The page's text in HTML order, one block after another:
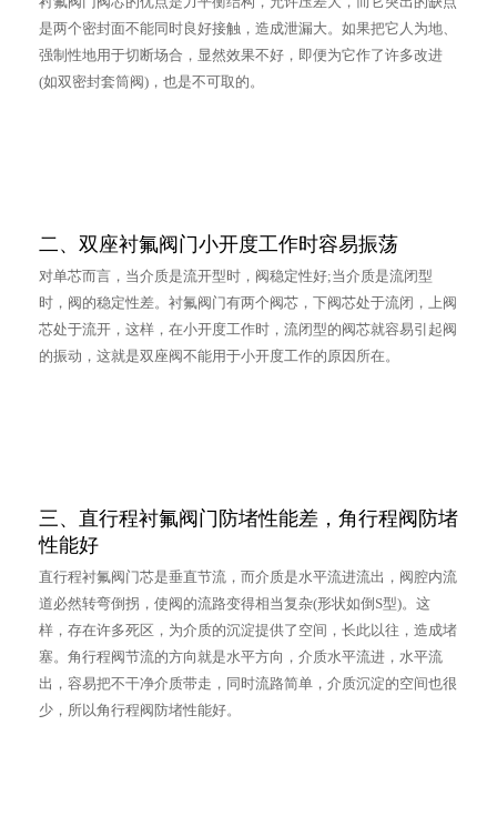
是两个密封面不能同时良好接触，造成泄漏大。如果把它人为地、
强制性地用于切断场合，显然效果不好，即便为它作了许多改进
(如双密封套筒阀)，也是不可取的。
二、双座衬氟阀门小开度工作时容易振荡
对单芯而言，当介质是流开型时，阀稳定性好;当介质是流闭型
时，阀的稳定性差。衬氟阀门有两个阀芯，下阀芯处于流闭，上阀
芯处于流开，这样，在小开度工作时，流闭型的阀芯就容易引起阀
的振动，这就是双座阀不能用于小开度工作的原因所在。
三、直行程衬氟阀门防堵性能差，角行程阀防堵
性能好
直行程衬氟阀门芯是垂直节流，而介质是水平流进流出，阀腔内流
道必然转弯倒拐，使阀的流路变得相当复杂(形状如倒S型)。这
样，存在许多死区，为介质的沉淀提供了空间，长此以往，造成堵
塞。角行程阀节流的方向就是水平方向，介质水平流进，水平流
出，容易把不干净介质带走，同时流路简单，介质沉淀的空间也很
少，所以角行程阀防堵性能好。